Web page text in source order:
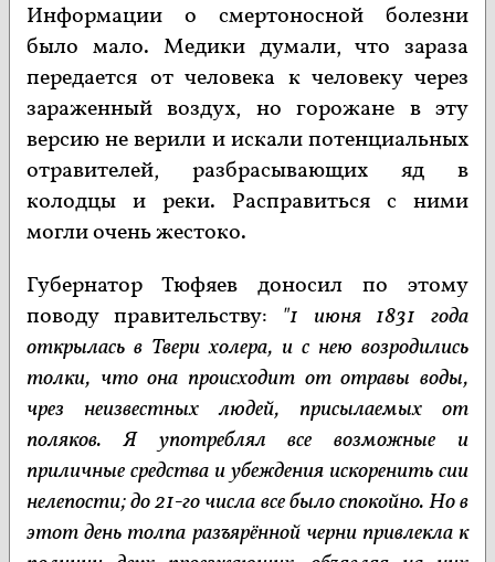
Информации о смертоносной болезни
было мало. Медики думали, что зараза
передается от человека к человеку через
зараженный воздух, но горожане в эту
версию не верили и искали потенциальных
отравителей, разбрасывающих яд в
колодцы и реки. Расправиться с ними
могли очень жестоко.
Губернатор Тюфяев доносил по этому
поводу правительству: "1 июня 1831 года
открылась в Твери холера, и с нею возродились
толки, что она происходит от отравы воды,
чрез неизвестных людей, присылаемых от
поляков. Я употреблял все возможные и
приличные средства и убеждения искоренить сии
нелепости; до 21-го числа все было спокойно. Но в
этот день толпа разъярённой черни привлекла к